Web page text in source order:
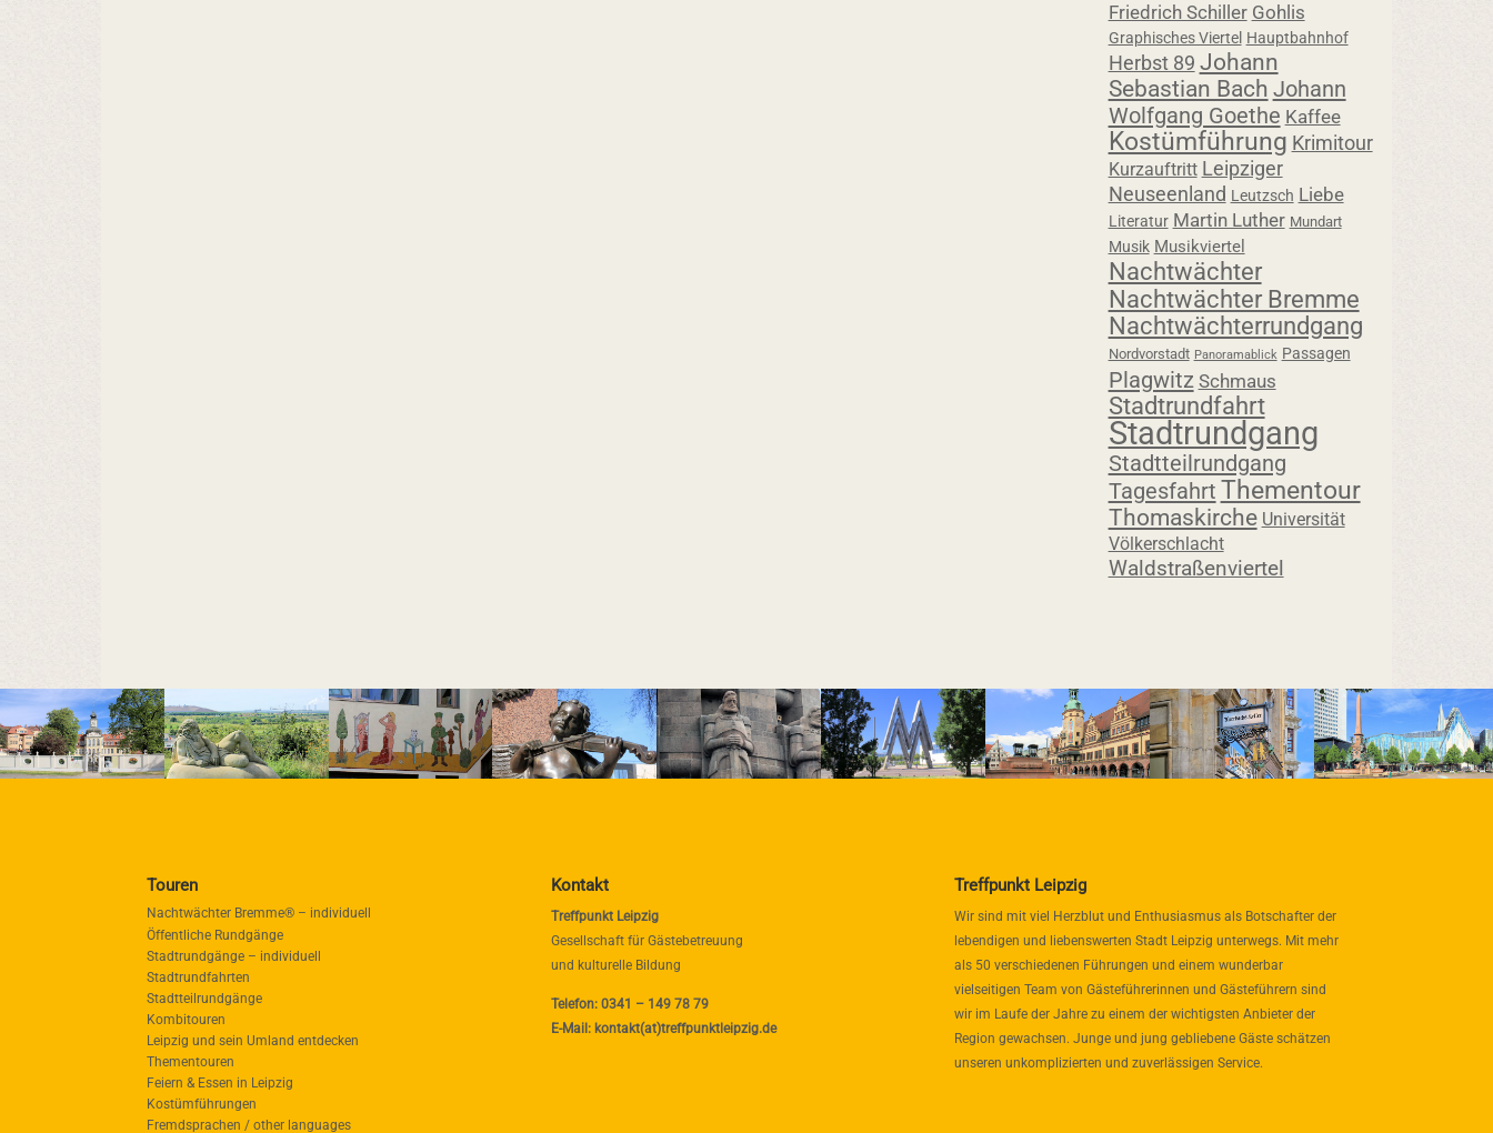
Friedrich Schiller Gohlis
Graphisches Viertel Hauptbahnhof
Herbst 89 Johann
Sebastian Bach Johann
Wolfgang Goethe Kaffee
Kostümführung Krimitour
Kurzauftritt Leipziger
Neuseenland Leutzsch Liebe
Literatur Martin Luther Mundart
Musik Musikviertel
Nachtwächter
Nachtwächter Bremme
Nachtwächterrundgang
Nordvorstadt Panoramablick Passagen
Plagwitz Schmaus
Stadtrundfahrt
Stadtrundgang
Stadtteilrundgang
Tagesfahrt Thementour
Thomaskirche Universität
Völkerschlacht
Waldstraßenviertel
Touren
Nachtwächter Bremme® – individuell
Öffentliche Rundgänge
Stadtrundgänge – individuell
Stadtrundfahrten
Stadtteilrundgänge
Kombitouren
Leipzig und sein Umland entdecken
Thementouren
Feiern & Essen in Leipzig
Kostümführungen
Fremdsprachen / other languages
Kontakt
Treffpunkt Leipzig
Gesellschaft für Gästebetreuung
und kulturelle Bildung
Telefon: 0341 – 149 78 79
E-Mail: kontakt(at)treffpunktleipzig.de
Treffpunkt Leipzig
Wir sind mit viel Herzblut und Enthusiasmus als Botschafter der
lebendigen und liebenswerten Stadt Leipzig unterwegs. Mit mehr
als 50 verschiedenen Führungen und einem wunderbar
vielseitigen Team von Gästeführerinnen und Gästeführern sind
wir im Laufe der Jahre zu einem der wichtigsten Anbieter der
Region gewachsen. Junge und jung gebliebene Gäste schätzen
unseren unkomplizierten und zuverlässigen Service.